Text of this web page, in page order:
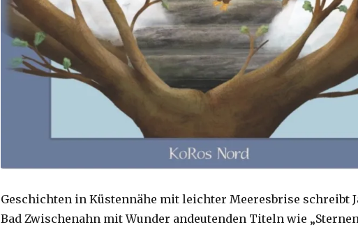
Geschichten in Küstennähe mit leichter Meeresbrise schreibt
Bad Zwischenahn mit Wunder andeutenden Titeln wie